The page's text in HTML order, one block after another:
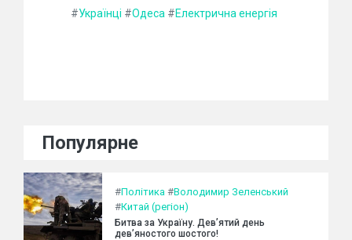
#Українці #Одеса #Електрична енергія
Популярне
#Політика #Володимир Зеленський
#Китай (регіон)
Битва за Україну. Дев’ятий день
дев’яностого шостого!